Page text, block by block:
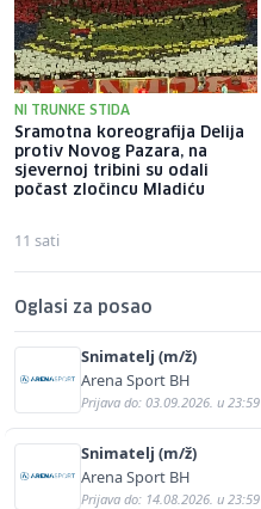
NI TRUNKE STIDA
Sramotna koreografija Delija
protiv Novog Pazara, na
sjevernoj tribini su odali
počast zločincu Mladiću
11 sati
Oglasi za posao
Snimatelj (m/ž)
Arena Sport BH
Prijava do: 03.09.2026. u 23:59
Snimatelj (m/ž)
Arena Sport BH
Prijava do: 14.08.2026. u 23:59